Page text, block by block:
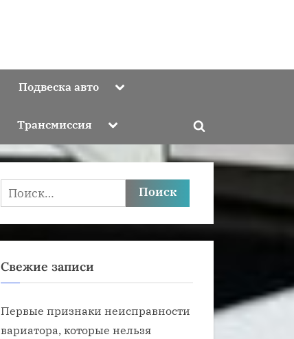
Подвеска авто Toggle
Трансмиссия Toggle
menu
Toggle
search
Найти:
Свежие записи
Первые признаки неисправности
вариатора, которые нельзя